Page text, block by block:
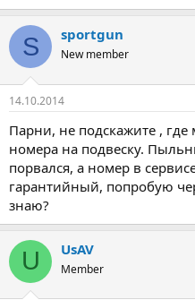
S sportgun
New member
14.10.2014
Парни, не подскажите ,
номера на подвеску.
порвался, а номер в
гарантийный, попробую
знаю?
U UsAV
Member